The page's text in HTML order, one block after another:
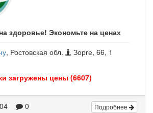
здоровье! Экономьте на ценах
, Ростовская обл.
Зорге, 66, 1
загружены цены (6607)
0 Подробнее